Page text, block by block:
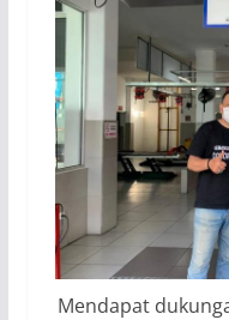
Mendapat